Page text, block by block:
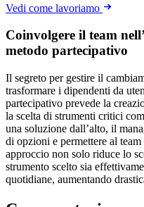
Vedi come lavoriamo
Coinvolgere il team
metodo partecipativo
Il segreto per gestire il
trasformare i dipendenti da
partecipativo prevede la
la scelta di strumenti critici
una soluzione dall’alto, il
di opzioni e permettere al
approccio non solo riduce lo
strumento scelto sia
quotidiane, aumentando